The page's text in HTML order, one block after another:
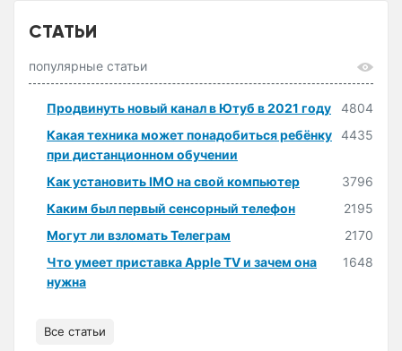
СТАТЬИ
популярные статьи
Продвинуть новый канал в Ютуб в 2021 году
4804
Какая техника может понадобиться ребёнку
при дистанционном обучении
4435
Как установить IMO на свой компьютер
3796
Каким был первый сенсорный телефон
2195
Могут ли взломать Телеграм
2170
Что умеет приставка Apple TV и зачем она
нужна
1648
Все статьи